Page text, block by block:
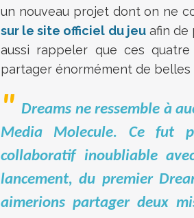
un nouveau projet dont on ne
sur le site officiel du jeuafin de
aussi rappeler que ces
partager énormément de belles
Dreams ne ressemble à
Media Molecule. Ce fut
collaboratif inoubliable
lancement, du premier
aimerions partager deux